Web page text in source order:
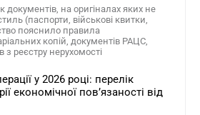
документів, на оригіналах яких не
(паспорти, військові квитки,
пояснило правила
копій, документів РАЦС,
з реєстру нерухомості
у 2026 році: перелік
економічної пов’язаності від